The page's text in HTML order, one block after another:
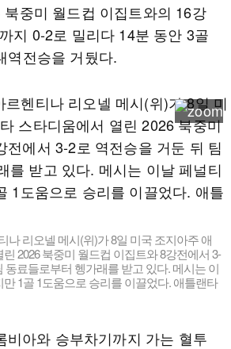
중미 월드컵 이집트와의 16강
지 0-2로 밀리다 14분 동안 3골
역전승을 거뒀다.
나 리오넬 메시(위)가 8일 미국 조지아주 애
2026 북중미 월드컵 이집트와 8강전에서 3-
동료들로부터 헹가래를 받고 있다. 메시는 이
1골 1도움으로 승리를 이끌었다. 애틀랜타
비아와 승부차기까지 가는 혈투